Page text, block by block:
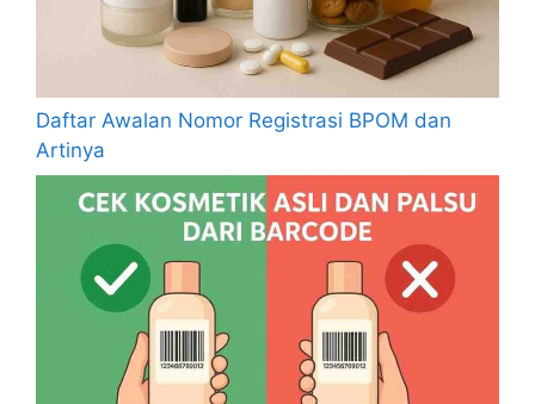
Daftar Awalan Nomor Registrasi BPOM dan
Artinya